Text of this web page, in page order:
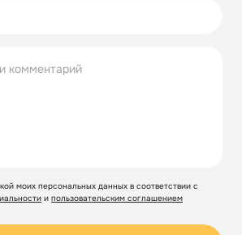
моих персональных данных в соответствии с
и пользовательским соглашением